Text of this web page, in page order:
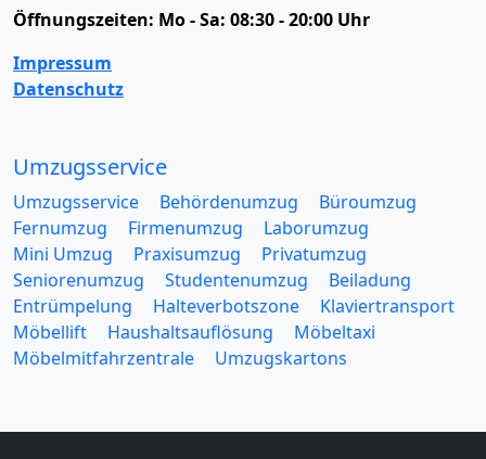
Öffnungszeiten: Mo - Sa: 08:30 - 20:00 Uhr
Impressum
Datenschutz
Umzugsservice
Umzugsservice Behördenumzug
Büroumzug
Fernumzug
Firmenumzug
Laborumzug
Mini Umzug
Praxisumzug
Privatumzug
Seniorenumzug
Studentenumzug
Beiladung
Entrümpelung
Halteverbotszone
Klaviertransport
Möbellift
Haushaltsauflösung
Möbeltaxi
Möbelmitfahrzentrale
Umzugskartons